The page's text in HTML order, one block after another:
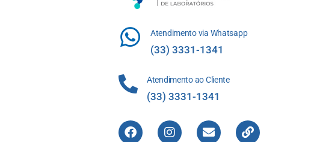
Atendimento via Whatsapp
(33) 3331-1341
Atendimento ao Cliente
(33) 3331-1341